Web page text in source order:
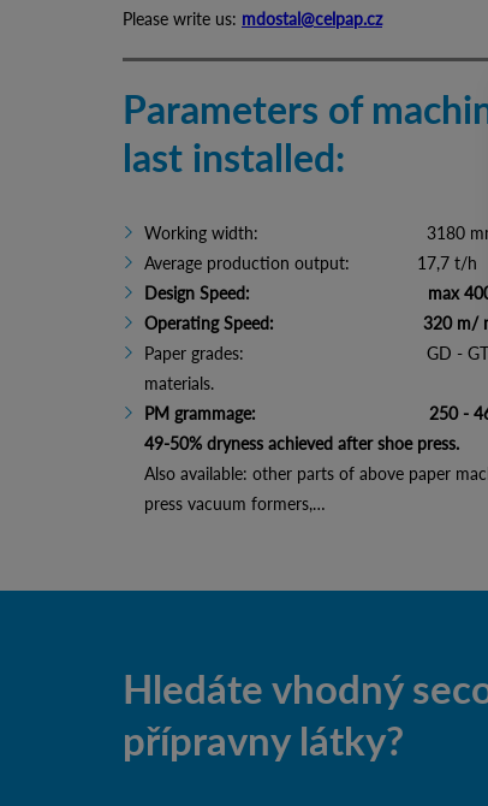
Please write us: mdostal@celpap.cz
Parameters of
last installed:
Working width: 3180
Average production output: 17,7 t/h
Design Speed: max 400
Operating Speed: 320 m/
Paper grades: GD - GT Coated
materials.
PM grammage: 250 - 460
49-50% dryness achieved after shoe press.
Also available: other parts of above paper
press vacuum formers,…
Hledáte vhodný
přípravny látky?